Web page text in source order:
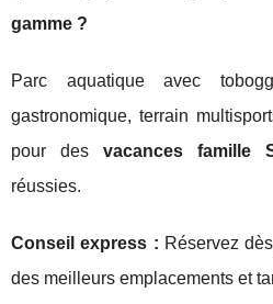
gamme ?
Parc aquatique avec
gastronomique, terrain
pour desvacances famille
réussies.
Conseil express : Réservez
des meilleurs emplacements et